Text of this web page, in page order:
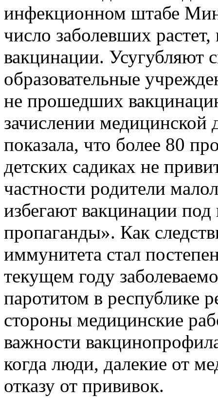
инфекционном штабе
число заболевших
вакцинации. Усугубляют
образовательные
не прошедших
зачислении медицинской
показала, что более 80
детских садиках не
частности родители
избегают вакцинации
пропаганды». Как
иммунитета стал
текущем году
паротитом в республике
стороны медицинские
важности
когда люди, далекие от
отказу от прививок.